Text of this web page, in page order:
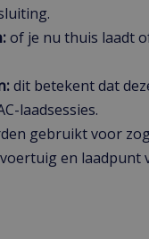
of je nu thuis laadt
dit betekent dat
laadsessies.
gebruikt voor
en